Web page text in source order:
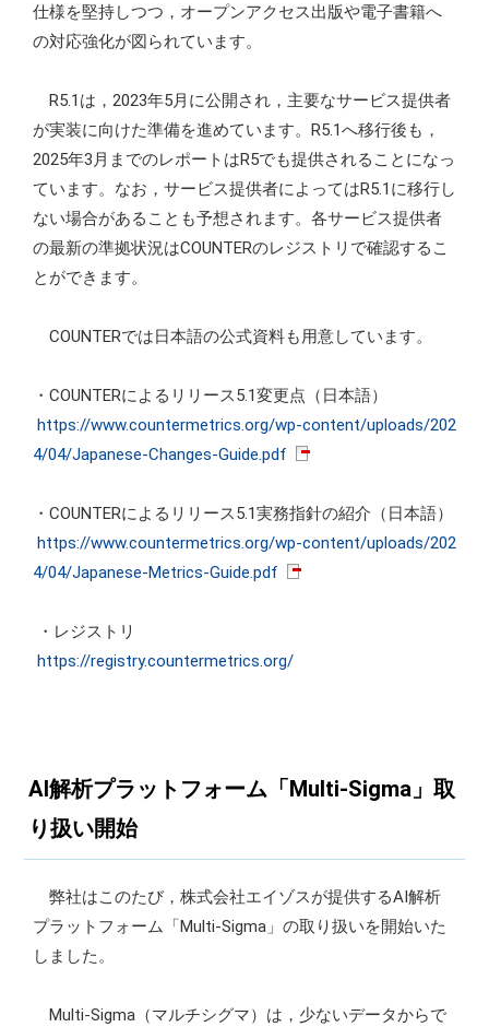
仕様を堅持しつつ，オープンアクセス出版や電子書籍へ
の対応強化が図られています。
R5.1は，2023年5月に公開され，主要なサービス提供者
が実装に向けた準備を進めています。R5.1へ移行後も，
2025年3月までのレポートはR5でも提供されることになっ
ています。なお，サービス提供者によってはR5.1に移行し
ない場合があることも予想されます。各サービス提供者
の最新の準拠状況はCOUNTERのレジストリで確認するこ
とができます。
COUNTERでは日本語の公式資料も用意しています。
・COUNTERによるリリース5.1変更点（日本語）
https://www.countermetrics.org/wp-content/uploads/202
4/04/Japanese-Changes-Guide.pdf
・COUNTERによるリリース5.1実務指針の紹介（日本語）
https://www.countermetrics.org/wp-content/uploads/202
4/04/Japanese-Metrics-Guide.pdf
・レジストリ
https://registry.countermetrics.org/
AI解析プラットフォーム「Multi-Sigma」取
り扱い開始
弊社はこのたび，株式会社エイゾスが提供するAI解析
プラットフォーム「Multi-Sigma」の取り扱いを開始いた
しました。
Multi-Sigma（マルチシグマ）は，少ないデータからで